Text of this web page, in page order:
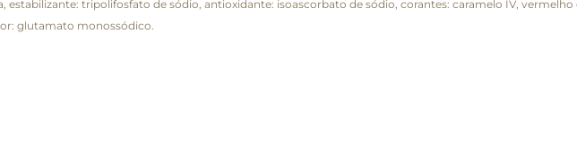
tripolifosfato de sódio, antioxidante: isoascorbato de sódio, corantes: caramelo IV,
glutamato monossódico.